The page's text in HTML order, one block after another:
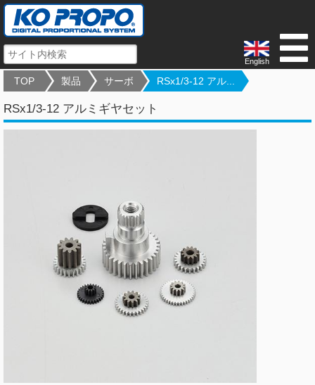
English
TOP 製品 サーボ RSx1/3-12 アル...
RSx1/3-12 アルミギヤセット